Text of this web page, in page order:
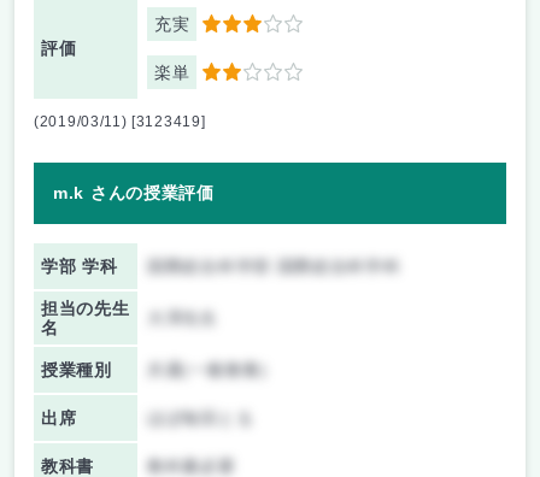
評価
充実 3
楽単 2
(2019/03/11) [3123419]
m.k さんの授業評価
学部 学科 国際総合科学部 国際総合科学科
担当の先生
名
授業種別 共通(一般教養)
出席 ほぼ毎回とる
教科書 教科書必要